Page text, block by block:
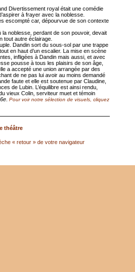
Divertissement royal était une comédie
à frayer avec la noblesse.
escompté car, dépourvue de son contexte
la noblesse, perdant de son pouvoir, devait
tout autre éclairage.
Dandin sort du sous-sol par une trappe
en haut d’un escalier. La mise en scène
infligées à Dandin mais aussi, et avec
pousse à tous les plaisirs de son âge,
a accepté une union arrangée par des
de ne pas lui avoir au moins demandé
faute et elle est soutenue par Claudine,
de Lubin. L’équilibre est ainsi rendu,
vieux Colin, serviteur muet et témoin
Pour voir notre sélection de visuels, cliquez
théâtre
« retour » de votre navigateur